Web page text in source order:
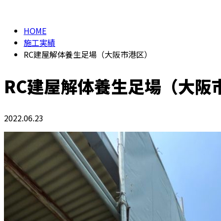
HOME
施工実績
RC建屋解体養生足場（大阪市港区）
RC建屋解体養生足場（大阪
2022.06.23